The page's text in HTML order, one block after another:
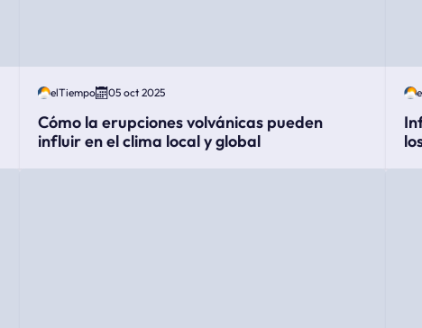
elTiempo 05 oct 2025
Cómo la erupciones volvánicas pueden
influir en el clima local y global